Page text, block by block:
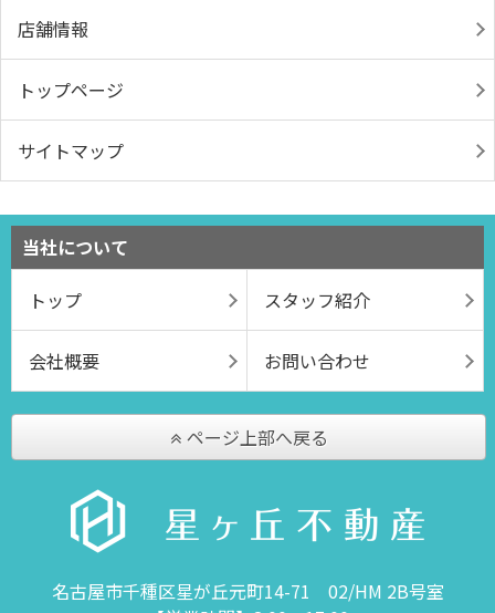
店舗情報
トップページ
サイトマップ
当社について
トップ
スタッフ紹介
会社概要 お問い合わせ
ページ上部へ戻る
名古屋市千種区星が丘元町14-71 02/HM 2B号室